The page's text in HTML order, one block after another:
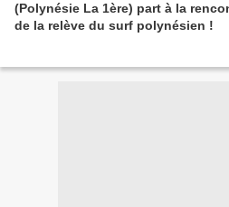
(Polynésie La 1ère) part à la
de la relève du surf polynésien !